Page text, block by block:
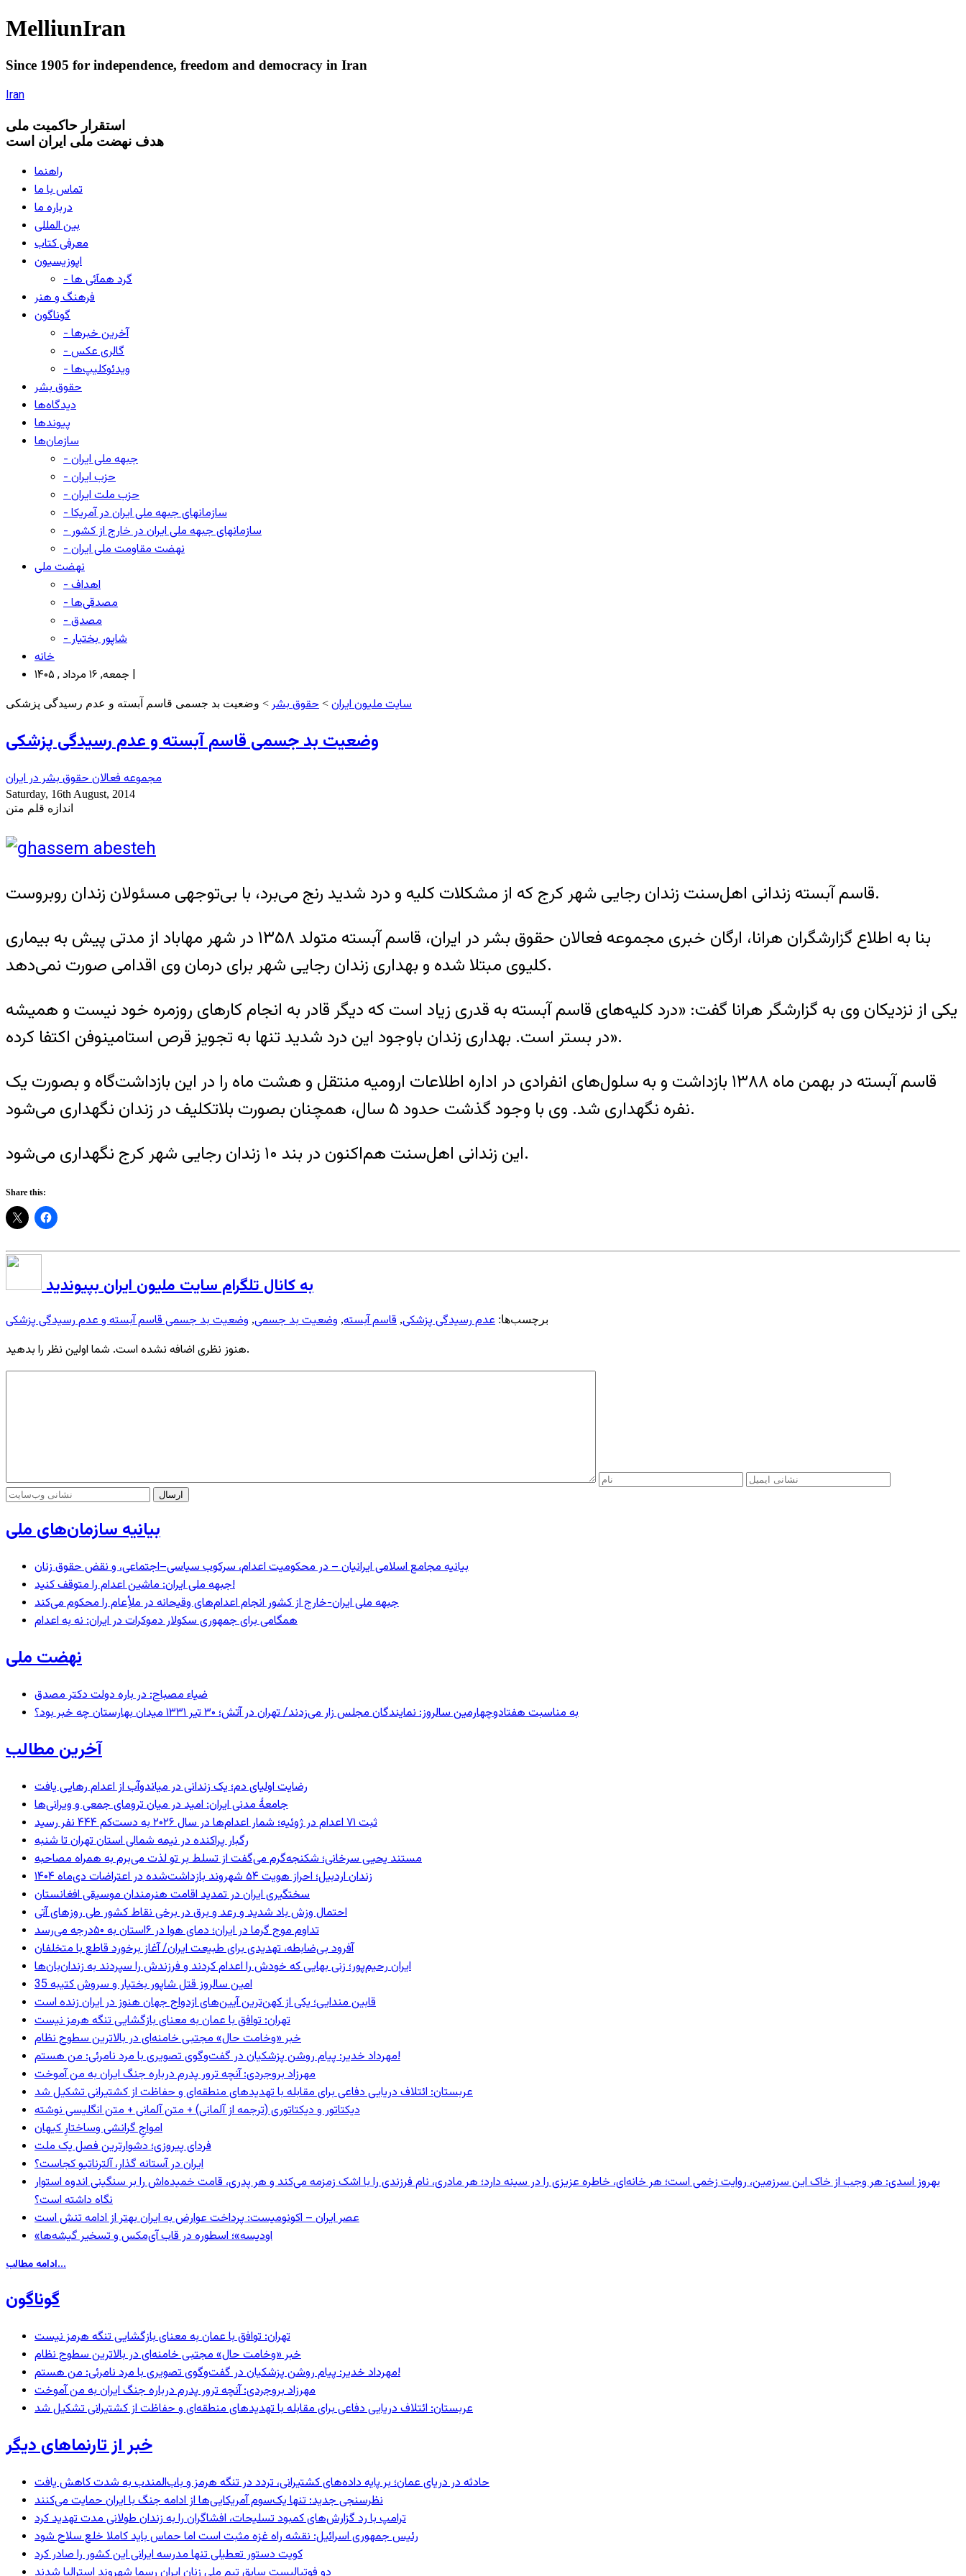
MelliunIran
Since 1905 for independence, freedom and democracy in Iran
Iran
استقرار حاکميت ملی
هدف نهضت ملی ایران است
راهنما
تماس با ما
درباره ما
بین المللی
معرفی کتاب
اپوزیسیون
- گرد همآئی ها
فرهنگ و هنر
گوناگون
- آخرین خبرها
- گالری عکس
- ویدئوکلیپ‌ها
حقوق بشر
دیدگاه‌ها
پیوندها
سازمان‌ها
- جبهه ملی ایران
- حزب ایران
- حزب ملت ایران
- سازمانهای جبهه ملی ایران در آمریکا
- سازمانهای جبهه ملی ایران در خارج از کشور
- نهضت مقاومت ملی ایران
نهضت ملی
- اهداف
- مصدقی‌ها
- مصدق
- شاپور بختیار
خانه
جمعه, ۱۶ مرداد , ۱۴۰۵ |
سایت ملیون ایران > حقوق بشر > وضعیت بد جسمی قاسم آبسته و عدم رسیدگی پزشکی
وضعیت بد جسمی قاسم آبسته و عدم رسیدگی پزشکی
مجموعه فعالان حقوق بشر در ایران
Saturday, 16th August, 2014
اندازه قلم متن
قاسم آبسته زندانی اهل‌سنت زندان رجایی شهر کرج که از مشکلات کلیه و درد شدید رنج می‌برد، با بی‌توجهی مسئولان زندان روبروست.
بنا به اطلاع گزارشگران هرانا، ارگان خبری مجموعه فعالان حقوق بشر در ایران، قاسم آبسته متولد ۱۳۵۸ در شهر مهاباد از مدتی پیش به بیماری
کلیوی مبتلا شده و بهداری زندان رجایی شهر برای درمان وی اقدامی صورت نمی‌دهد.
یکی از نزدیکان وی به گزارشگر هرانا گفت: «درد کلیه‌های قاسم آبسته به قدری زیاد است که دیگر قادر به انجام کارهای روزمره خود نیست و همیشه
در بستر است. بهداری زندان باوجود این درد شدید تنها به تجویز قرص استامینوفن اکتفا کرده».
قاسم آبسته در بهمن ماه ۱۳۸۸ بازداشت و به سلول‌های انفرادی در اداره اطلاعات ارومیه منتقل و هشت ماه را در این بازداشت‌گاه و بصورت یک
نفره نگهداری شد. وی با وجود گذشت حدود ۵ سال، همچنان بصورت بلاتکلیف در زندان نگهداری می‌شود.
این زندانی اهل‌سنت هم‌اکنون در بند ۱۰ زندان رجایی شهر کرج نگهداری می‌شود.
Share this:
به کانال تلگرام سایت ملیون ایران بپیوندید
برچسب‌ها: عدم رسیدگی پزشکی, قاسم آبسته, وضعیت بد جسمی, وضعیت بد جسمی قاسم آبسته و عدم رسیدگی پزشکی
هنوز نظری اضافه نشده است. شما اولین نظر را بدهید.
بیانیه سازمان‌های ملی
بیانیه مجامع اسلامی ایرانیان – در محکومیت اعدام، سرکوب سیاسی–اجتماعی، و نقض حقوق زنان
جبهه ملی ایران: ماشین اعدام را متوقف کنید!
جبهه ملی ایران-خارج از کشور انجام اعدام‌های وقیحانه در ملأِعام را محکوم می‌کند
همگامی برای جمهوری سکولار دموکرات در ایران: نه به اعدام
نهضت ملی
ضیاء مصباح: در باره دولت دکتر مصدق
به مناسبت هفتادوچهارمین سالروز: نمایندگان مجلس زار می‌زدند/ تهران در آتش؛ ۳۰ تیر ۱۳۳۱ میدان بهارستان چه خبر بود؟
آخرین مطالب
رضایت اولیای دم؛ یک زندانی در میاندوآب از اعدام رهایی یافت
جامعهٔ مدنی ایران: امید در میان ترومای جمعی و ویرانی‌ها
ثبت ۷۱ اعدام در ژوئیه؛ شمار اعدام‌ها در سال ۲۰۲۶ به دست‌کم ۴۴۴ نفر رسید
رگبار پراکنده در نیمه شمالی استان تهران تا شنبه
مستند یحیی سرخانی؛ شکنجه‌گرم می‌گفت از تسلط بر تو لذت می‌برم به همراه مصاحبه
زندان اردبیل؛ احراز هویت ۵۴ شهروند بازداشت‌شده در اعتراضات دی‌ماه ۱۴۰۴
سختگیری ایران در تمدید اقامت هنرمندان موسیقی افغانستان
احتمال وزش باد شدید و رعد و برق در برخی نقاط کشور طی روزهای آتی
تداوم موج گرما در ایران؛ دمای هوا در ۶استان به ۵۰درجه می‌رسد
آفرود بی‌ضابطه، تهدیدی برای طبیعت ایران/ آغاز برخورد قاطع با متخلفان
ایران رحیم‌پور؛ زنی بهایی که خودش را اعدام کردند و فرزندش را سپردند به زندان‌بان‌ها
35 امین سالروز قتل شاپور بختیار و سروش کتیبه
قابین مندایی؛ یکی از کهن‌ترین آیین‌های ازدواج جهان هنوز در ایران زنده است
تهران: توافق با عمان به معنای بازگشایی تنگه هرمز نیست
خبر «وخامت حال» مجتبی خامنه‌ای در بالاترین سطوح نظام
مهرداد خدیر: پیام روشن پزشکیان در گفت‌و‌گوی تصویری با مرد نامرئی: من هستم!
مهرزاد بروجردی: آنچه ترور پدرم درباره جنگ ایران به من آموخت
عربستان: ائتلاف دریایی دفاعی برای مقابله با تهدیدهای منطقه‌ای و حفاظت از کشتیرانی تشکیل شد
دیکتاتور و دیکتاتوری (ترجمه از آلمانی) + متن آلمانی + متن انگلیسی نوشته
‌امواجِ گرانشی وساختارِ کیهان
فردای پیروزی؛ دشوارترین فصل یک ملت
ایران در آستانه گذار، آلترناتیو کجاست؟
بهروز اسدی: هر وجب از خاک‌ این سرزمین، روایت زخمی است؛ هر خانه‌ای، خاطره عزیزی را در سینه دارد؛ هر مادری، نام فرزندی را با اشک زمزمه می‌کند و هر پدری، قامت خمیده‌اش را بر سنگینی اندوه استوار
نگاه داشته است؟
عصر ایران – اکونومیست: پرداخت عوارض به ایران بهتر از ادامه تنش است
«اودیسه»؛ اسطوره در قاب آی‌مکس و تسخیر گیشه‌ها
ادامه مطالب...
گوناگون
تهران: توافق با عمان به معنای بازگشایی تنگه هرمز نیست
خبر «وخامت حال» مجتبی خامنه‌ای در بالاترین سطوح نظام
مهرداد خدیر: پیام روشن پزشکیان در گفت‌و‌گوی تصویری با مرد نامرئی: من هستم!
مهرزاد بروجردی: آنچه ترور پدرم درباره جنگ ایران به من آموخت
عربستان: ائتلاف دریایی دفاعی برای مقابله با تهدیدهای منطقه‌ای و حفاظت از کشتیرانی تشکیل شد
خبر از تارنماهای دیگر
حادثه در دریای عمان؛ بر پایه داده‌های کشتیرانی، تردد در تنگه هرمز و باب‌المندب به شدت کاهش یافت
نظرسنجی جدید: تنها یک‌سوم آمریکایی‌ها از ادامه جنگ با ایران حمایت می‌کنند
ترامپ با رد گزارش‌های کمبود تسلیحات، افشاگران را به زندان طولانی مدت تهدید کرد
رئیس‌ جمهوری اسرائیل: نقشه راه غزه مثبت است اما حماس باید کاملا خلع سلاح شود
کویت دستور تعطیلی تنها مدرسه ایرانی این کشور را صادر کرد